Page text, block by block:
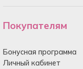
Покупателям
Бонусная программа
Личный кабинет